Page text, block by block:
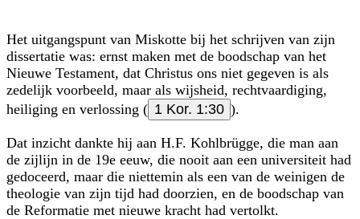
Het uitgangspunt van Miskotte bij het schrijven van zijn
dissertatie was: ernst maken met de boodschap van het
Nieuwe Testament, dat Christus ons niet gegeven is als
zedelijk voorbeeld, maar als wijsheid, rechtvaardiging,
heiliging en verlossing ( 1 Kor. 1:30 ).
Dat inzicht dankte hij aan H.F. Kohlbrügge, die man aan
de zijlijn in de 19e eeuw, die nooit aan een universiteit had
gedoceerd, maar die niettemin als een van de weinigen de
theologie van zijn tijd had doorzien, en de bood­schap van
de Reformatie met nieuwe kracht had vertolkt.